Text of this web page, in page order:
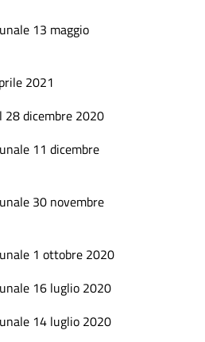
13 maggio
2021
28 dicembre 2020
11 dicembre
30 novembre
1 ottobre 2020
16 luglio 2020
14 luglio 2020